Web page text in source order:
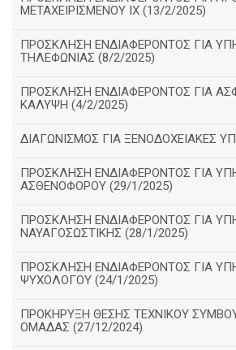
ΜΕΤΑΧΕΙΡΙΣΜΕΝΟΥ ΙΧ (13/2/2025)
ΠΡΟΣΚΛΗΣΗ ΕΝΔΙΑΦΕΡΟΝΤΟΣ ΓΙΑ
ΤΗΛΕΦΩΝΙΑΣ (8/2/2025)
ΠΡΟΣΚΛΗΣΗ ΕΝΔΙΑΦΕΡΟΝΤΟΣ ΓΙΑ
ΚΑΛΥΨΗ (4/2/2025)
ΔΙΑΓΩΝΙΣΜΟΣ ΓΙΑ ΞΕΝΟΔΟΧΕΙΑΚΕΣ
ΠΡΟΣΚΛΗΣΗ ΕΝΔΙΑΦΕΡΟΝΤΟΣ ΓΙΑ
ΑΣΘΕΝΟΦΟΡΟΥ (29/1/2025)
ΠΡΟΣΚΛΗΣΗ ΕΝΔΙΑΦΕΡΟΝΤΟΣ ΓΙΑ
ΝΑΥΑΓΟΣΩΣΤΙΚΗΣ (28/1/2025)
ΠΡΟΣΚΛΗΣΗ ΕΝΔΙΑΦΕΡΟΝΤΟΣ ΓΙΑ
ΨΥΧΟΛΟΓΟΥ (24/1/2025)
ΠΡΟΚΗΡΥΞΗ ΘΕΣΗΣ ΤΕΧΝΙΚΟΥ
ΟΜΑΔΑΣ (27/12/2024)